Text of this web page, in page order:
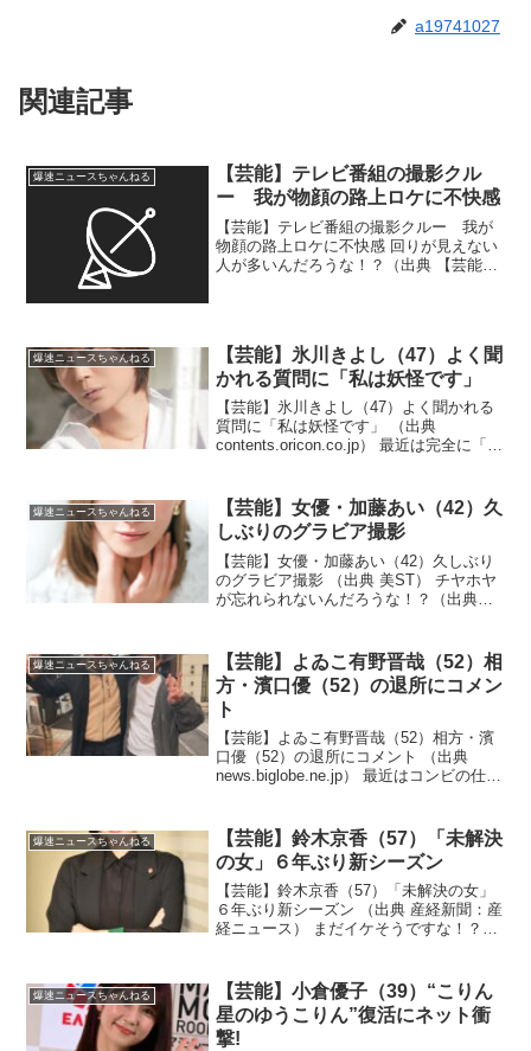
a19741027
関連記事
爆速ニュースちゃんねる
【芸能】テレビ番組の撮影クル
ー 我が物顔の路上ロケに不快感
【芸能】テレビ番組の撮影クルー 我が
物顔の路上ロケに不快感 回りが見えない
人が多いんだろうな！？（出典 【芸能】
爆速ニュースちゃんねる
【芸能】氷川きよし（47）よく聞
かれる質問に「私は妖怪です」
【芸能】氷川きよし（47）よく聞かれる
質問に「私は妖怪です」 （出典
contents.oricon.co.jp） 最近は完全に「お
の？」に「私は妖怪です」というパワ...
爆速ニュースちゃんねる
【芸能】女優・加藤あい（42）久
しぶりのグラビア撮影
【芸能】女優・加藤あい（42）久しぶり
のグラビア撮影 （出典 美ST） チヤホヤ
が忘れられないんだろうな！？（出典
まで天使なん??」「写真集出すべき」 現
在は3児の...
爆速ニュースちゃんねる
【芸能】よゐこ有野晋哉（52）相
方・濱口優（52）の退所にコメン
ト
【芸能】よゐこ有野晋哉（52）相方・濱
口優（52）の退所にコメント （出典
news.biglobe.ne.jp） 最近はコンビの仕事
の退所にコメント 「皆さんいろいろ...
爆速ニュースちゃんねる
【芸能】鈴木京香（57）「未解決
の女」６年ぶり新シーズン
【芸能】鈴木京香（57）「未解決の女」
６年ぶり新シーズン （出典 産経新聞：産
経ニュース） まだイケそうですな！？
菜と新バディ「楽しみで仕方ありませ
ん」 ）1 征夷...
爆速ニュースちゃんねる
【芸能】小倉優子（39）“こりん
星のゆうこりん”復活にネット衝
撃!